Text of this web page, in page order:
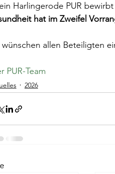
Harlingerode PUR
hat im Zweifel
allen Beteiligten
PUR-Team
2026